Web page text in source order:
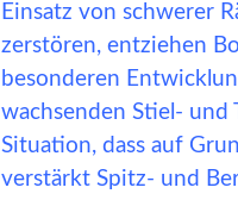
Einsatz von schwerer
zerstören, entziehen
besonderen
wachsenden Stiel- und
Situation, dass auf
verstärkt Spitz- und